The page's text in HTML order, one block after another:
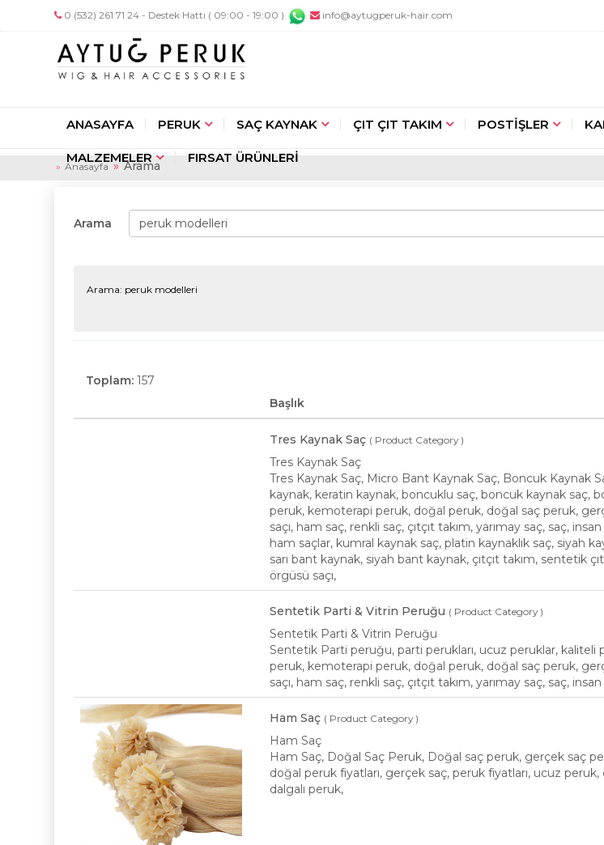
0 (532) 261 71 24 - Destek Hattı ( 09:00 - 19:00 ) info@aytugperuk-hair.com
ANASAYFA PERUK SAÇ KAYNAK ÇIT ÇIT TAKIM POSTİŞLER
MALZEMELER FIRSAT ÜRÜNLERİ
Anasayfa Arama
Arama
Arama: peruk modelleri
Toplam: 157
Başlık
Tres Kaynak Saç ( Product Category )
Tres Kaynak Saç
Tres Kaynak Saç, Micro Bant Kaynak Saç, Boncuk Kaynak
kaynak, keratin kaynak, boncuklu saç, boncuk kaynak saç,
peruk, kemoterapi peruk, doğal peruk, doğal saç peruk,
saçı, ham saç, renkli saç, çıtçıt takım, yarımay saç, saç,
ham saçlar, kumral kaynak saç, platin kaynaklık saç, siyah
sarı bant kaynak, siyah bant kaynak, çıtçıt takım, sentetik
örgüsü saçı,
Sentetik Parti & Vitrin Peruğu ( Product Category )
Sentetik Parti & Vitrin Peruğu
Sentetik Parti peruğu, parti perukları, ucuz peruklar,
peruk, kemoterapi peruk, doğal peruk, doğal saç peruk,
saçı, ham saç, renkli saç, çıtçıt takım, yarımay saç, saç,
Ham Saç ( Product Category )
Ham Saç
Ham Saç, Doğal Saç Peruk, Doğal saç peruk, gerçek saç
doğal peruk fiyatları, gerçek saç, peruk fiyatları, ucuz
dalgalı peruk,